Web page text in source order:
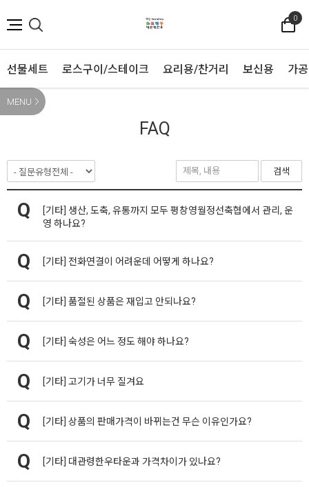
0
선물세트 로스구이/스테이크 요리용/찬거리 보신용 가
MENU
FAQ
검색
[기타] 생산, 도축, 유통까지 모두 평창영월정선축협에서 관리, 운
영 하나요?
[기타] 전화연결이 어려운데 어떻게 하나요?
[기타] 품절된 상품은 재입고 안되나요?
[기타] 숙성은 어느 정도 해야 하나요?
[기타] 고기가 너무 질겨요
[기타] 상품의 판매가격이 바뀌는건 무슨 이유인가요?
[기타] 대관령한우타운과 가격차이가 있나요?